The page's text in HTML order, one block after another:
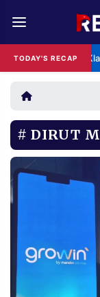
TODAY'S RECAP
REDAKSI
RESOLUSI
RUBRIKASI
EDITORIAL
FINANSIA
DIRUT